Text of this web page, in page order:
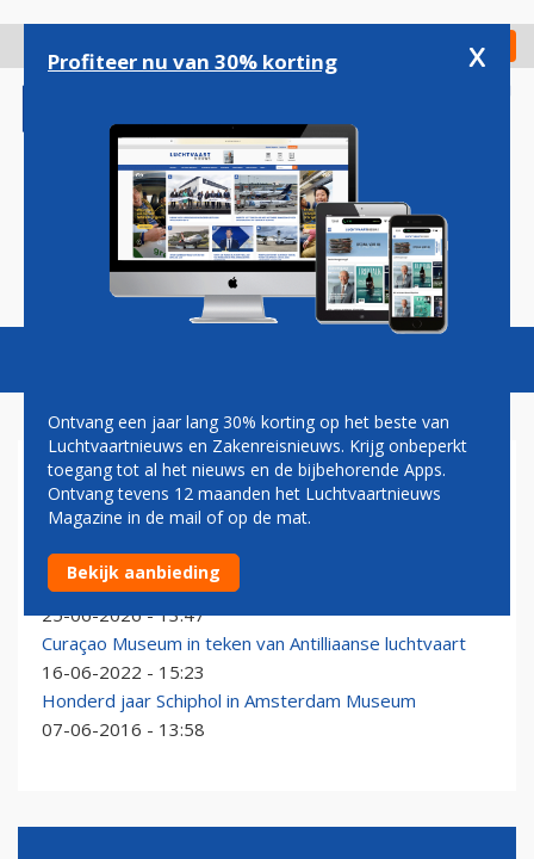
gaan
Check in
Magazine Podcasts Vacatures
MUSEUM
Gepensioneerde Airbus Beluga nieuwste pronkstuk
van museum Toulouse
25-06-2026 - 13:47
Curaçao Museum in teken van Antilliaanse luchtvaart
16-06-2022 - 15:23
Honderd jaar Schiphol in Amsterdam Museum
07-06-2016 - 13:58
Profiteer nu van 30% korting x
Ontvang een jaar lang 30% korting op het beste van
Luchtvaartnieuws en Zakenreisnieuws. Krijg onbeperkt
toegang tot al het nieuws en de bijbehorende Apps.
Ontvang tevens 12 maanden het Luchtvaartnieuws
Magazine in de mail of op de mat.
Bekijk aanbieding